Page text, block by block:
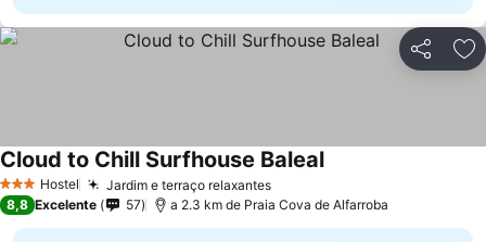
Partilhar
3 EstrelasHostel Jardim e terraço relaxantesVer preços
Cloud to Chill Surfhouse BalealVer preços
8,8 Excelente 57 a 2.3 km de Praia Cova de Alfarroba